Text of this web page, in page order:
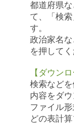
都道府県
て、「検
す。
政治家名
を押してく
【ダウンロ
検索など
内容をダウ
ファイル
どの表計